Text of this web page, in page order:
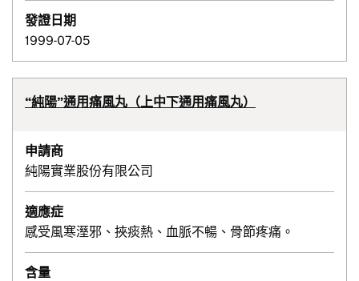
發證日期
1999-07-05
“純陽”通用痛風丸（上中下通用痛風丸）
申請商
純陽實業股份有限公司
適應症
感受風寒溼邪、挾痰熱、血脈不暢、骨節疼痛。
含量